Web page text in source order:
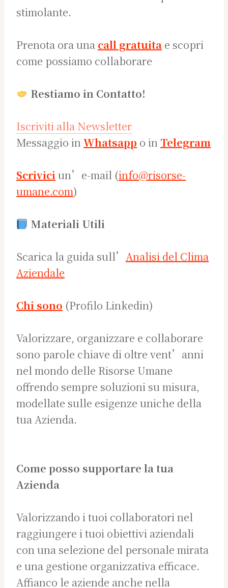
stimolante.
Prenota ora una call gratuita e scopri
come possiamo collaborare
Restiamo in Contatto!
Iscriviti alla Newsletter
Messaggio in Whatsapp o in Telegram
Scrivici un’e-mail (info@risorse-
umane.com)
Materiali Utili
Scarica la guida sull’ Analisi del Clima
Aziendale
Chi sono (Profilo Linkedin)
Valorizzare, organizzare e collaborare
sono parole chiave di oltre vent’anni
nel mondo delle Risorse Umane
offrendo sempre soluzioni su misura,
modellate sulle esigenze uniche della
tua Azienda.
Come posso supportare la tua
Azienda
Valorizzando i tuoi collaboratori nel
raggiungere i tuoi obiettivi aziendali
con una selezione del personale mirata
e una gestione organizzativa efficace.
Affianco le aziende anche nella